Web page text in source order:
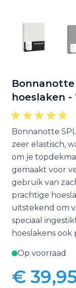
Bonnanotte
hoeslaken -
Bonnanotte
zeer elastisch,
om je
gemaakt voor
gebruik van
prachtige
uitstekend om
speciaal
hoeslakens
Op voorraad
Vanaf:
€